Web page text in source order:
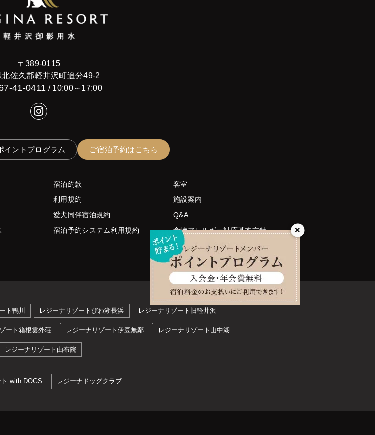
〒389-0115
北佐久郡軽井沢町追分49-2
41-0411 / 10:00～17:00
イントプログラム ご宿泊予約はこちら
宿泊約款
客室
利用規約
施設案内
愛犬同伴宿泊規約
Q&A
宿泊予約システム利用規約
食物アレルギー対応基本方針
(2018年6月1日より導入)
ト鴨川 レジーナリゾートびわ湖長浜 レジーナリゾート旧軽井沢
ート箱根雲外荘 レジーナリゾート伊豆無鄰 レジーナリゾート山中湖
レジーナリゾート由布院
with DOGS レジーナドッグクラブ
×